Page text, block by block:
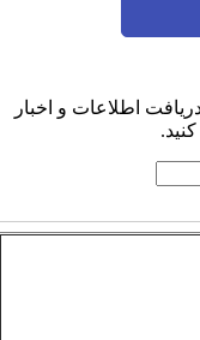
اطلاعات و اخبار